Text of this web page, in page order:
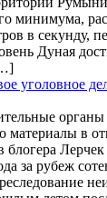
минимума,
в секунду,
Дуная
уголовное
материалы в
блогера
за рубеж